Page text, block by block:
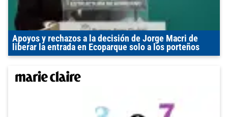
Apoyos y rechazos a la decisión de Jorge Macri de
liberar la entrada en Ecoparque solo a los porteños